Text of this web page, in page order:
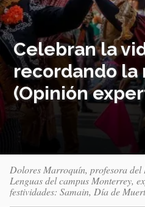
Celebran la
recordando la
(Opinión
Dolores Marroquín, profesora del
Lenguas del campus Monterrey,
festividades: Samain, Día de